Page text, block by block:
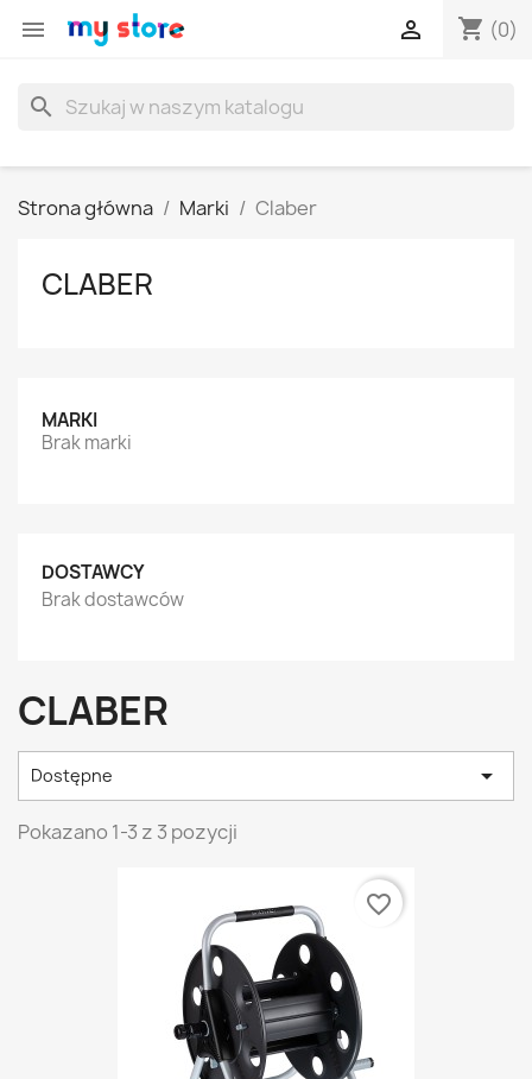
 shopping_cart (0)

search
Strona główna Marki Claber
CLABER
MARKI
Brak marki
DOSTAWCY
Brak dostawców
CLABER
Dostępne 
Pokazano 1-3 z 3 pozycji
favorite_border